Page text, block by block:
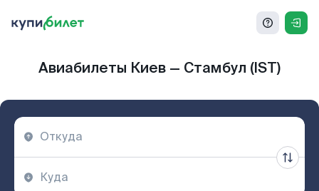
Авиабилеты Киев — Стамбул (IST)